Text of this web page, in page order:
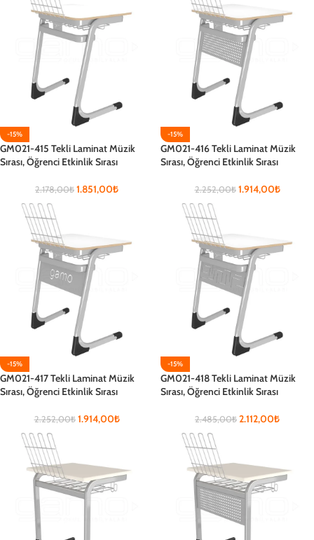
-15%
GM021-415 Tekli Laminat Müzik
Sırası, Öğrenci Etkinlik Sırası
2.178,00₺ 1.851,00₺
-15%
GM021-416 Tekli Laminat Müzik
Sırası, Öğrenci Etkinlik Sırası
2.252,00₺ 1.914,00₺
-15%
GM021-417 Tekli Laminat Müzik
Sırası, Öğrenci Etkinlik Sırası
2.252,00₺ 1.914,00₺
-15%
GM021-418 Tekli Laminat Müzik
Sırası, Öğrenci Etkinlik Sırası
2.485,00₺ 2.112,00₺